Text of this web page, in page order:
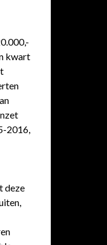
kwart
2016,
deze